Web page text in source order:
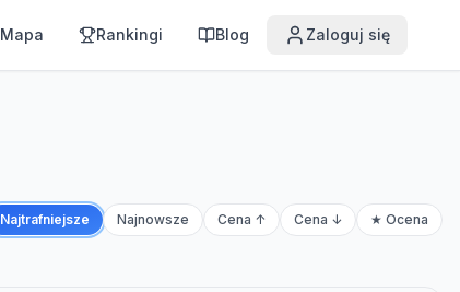
Mapa Rankingi Blog Zaloguj się
Najtrafniejsze Najnowsze Cena ↑ Cena ↓ ★ Ocena